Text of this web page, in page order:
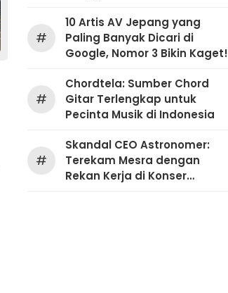
#
10 Artis AV Jepang yang
Paling Banyak Dicari di
Google, Nomor 3 Bikin Kaget!
#
Chordtela: Sumber Chord
Gitar Terlengkap untuk
Pecinta Musik di Indonesia
#
Skandal CEO Astronomer:
Terekam Mesra dengan
Rekan Kerja di Konser